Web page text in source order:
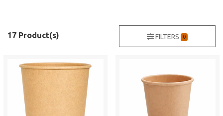
17 Product(s) FILTERS 0